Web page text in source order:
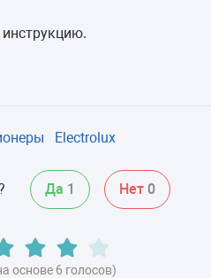
Electrolux
Да 1 Нет 0
основе 6 голосов)